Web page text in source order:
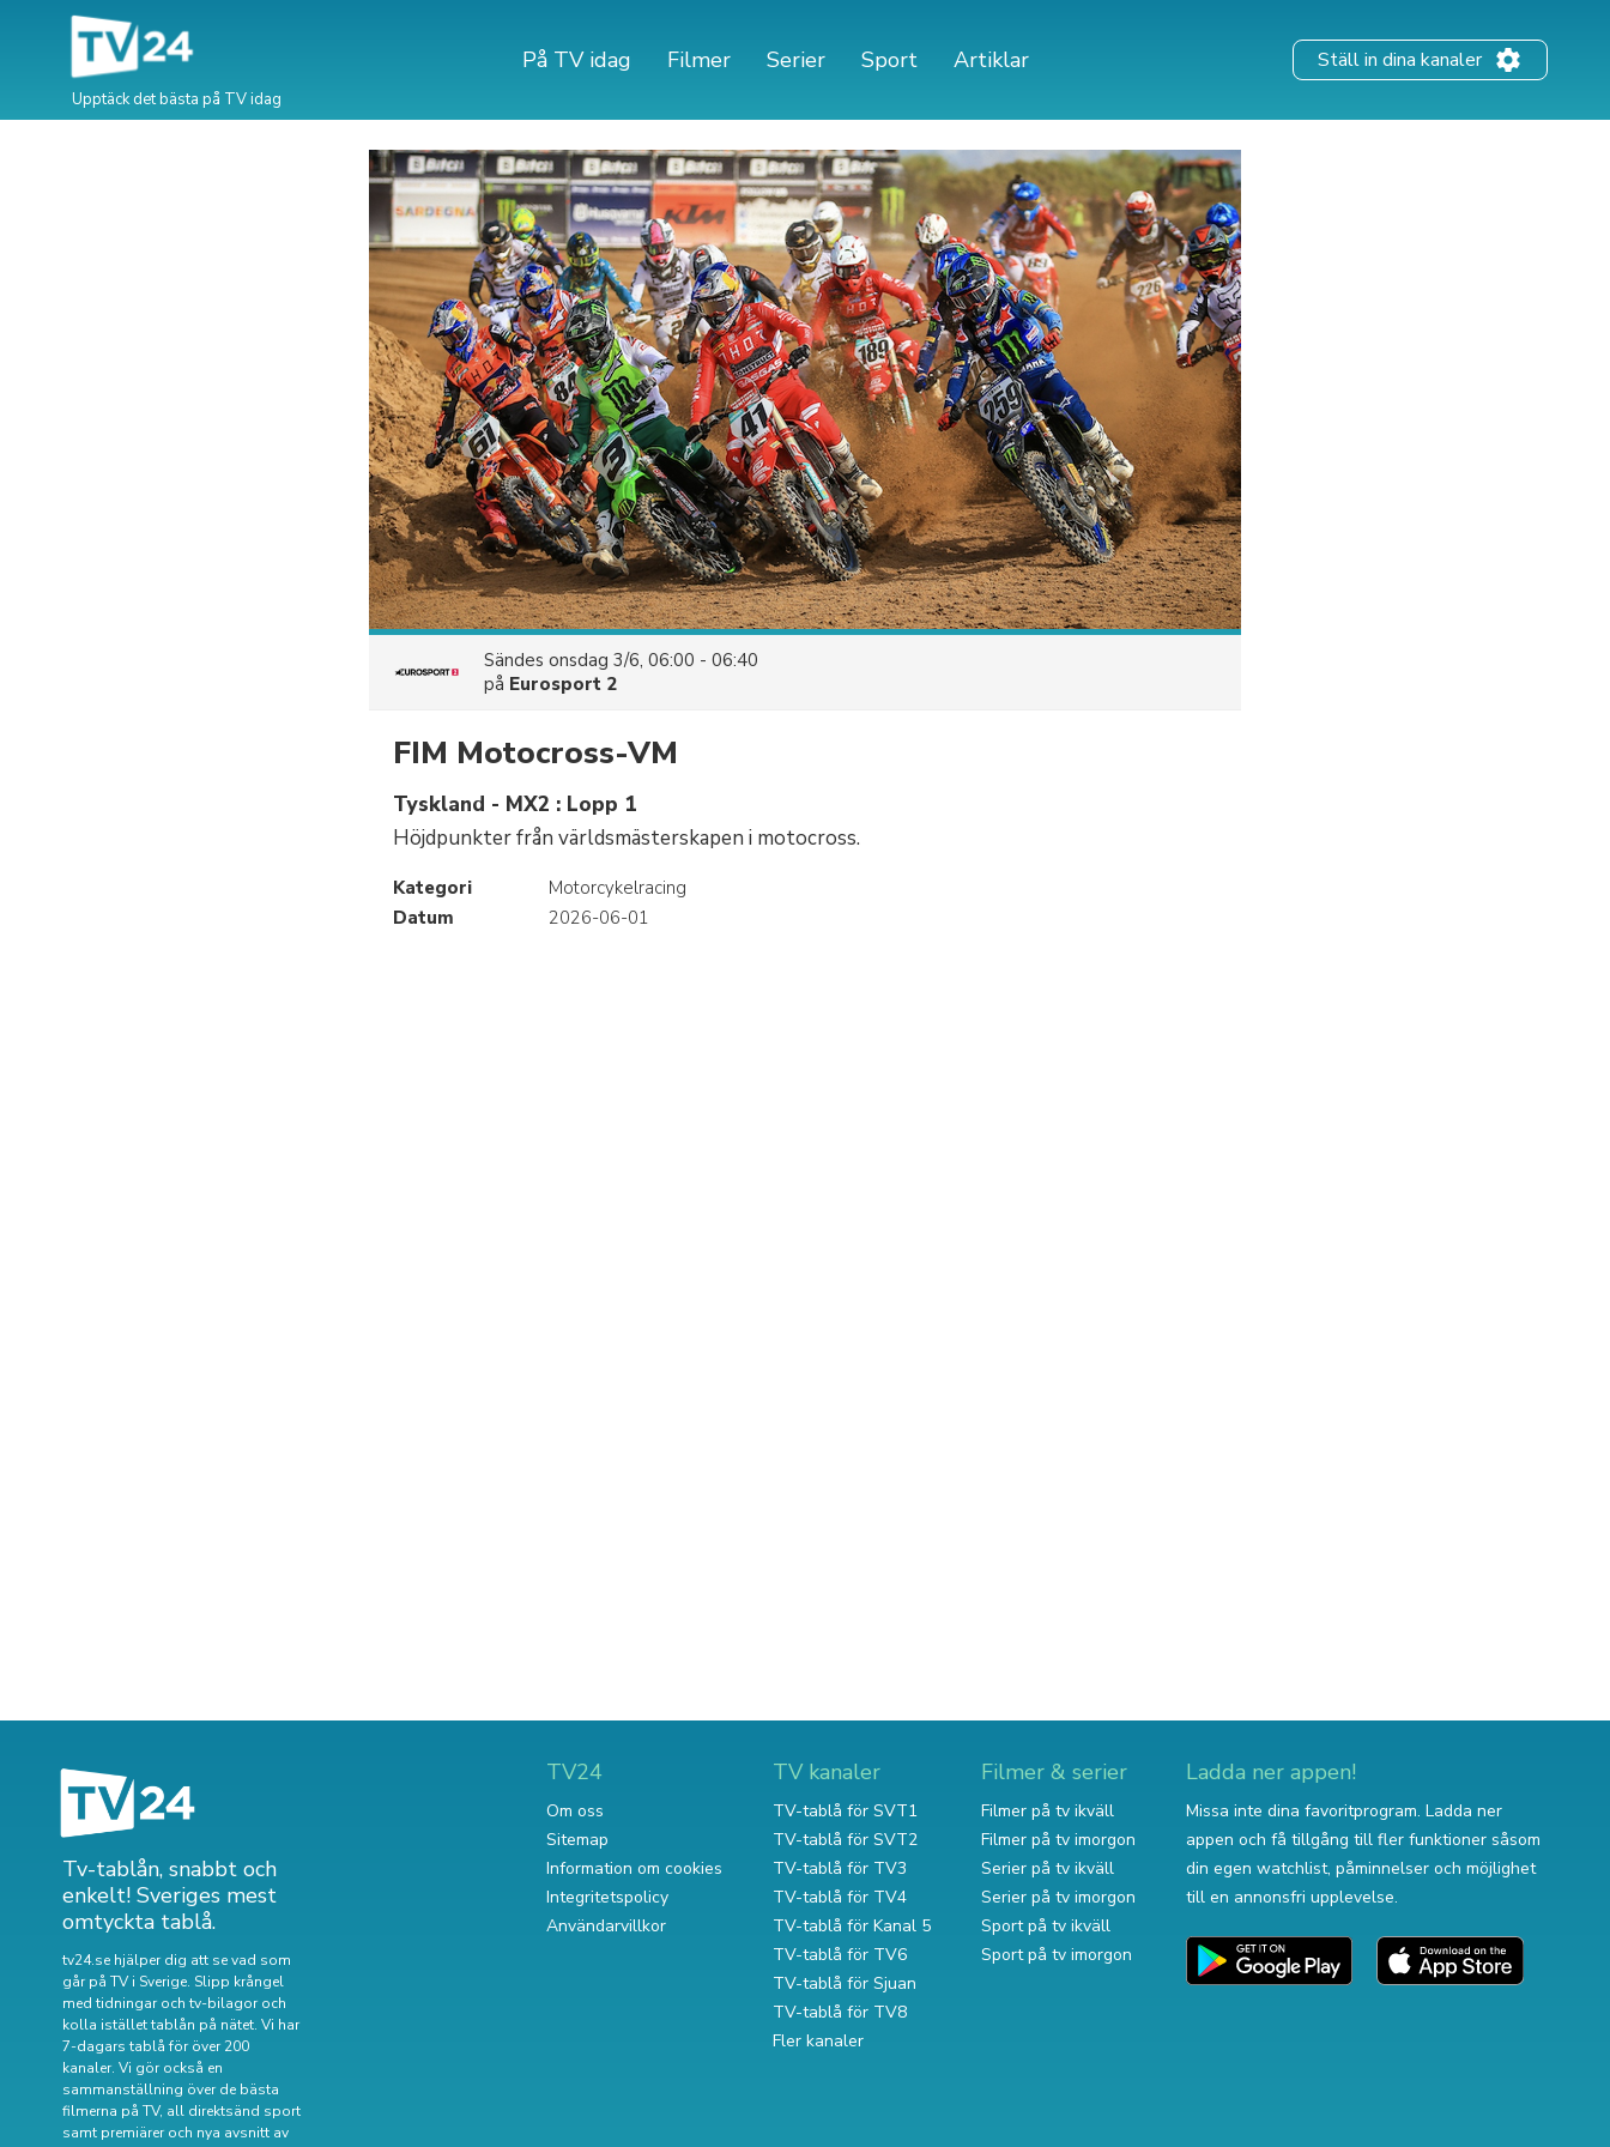
Upptäck det bästa på TV idag
På TV idag Filmer Serier Sport Artiklar Ställ in dina kanaler
Sändes onsdag 3/6, 06:00 - 06:40
på Eurosport 2
FIM Motocross-VM
Tyskland - MX2 : Lopp 1
Höjdpunkter från världsmästerskapen i motocross.
Kategori
Motorcykelracing
Datum
2026-06-01
Tv-tablån, snabbt och
enkelt! Sveriges mest
omtyckta tablå.
tv24.se hjälper dig att se vad som
går på TV i Sverige. Slipp krångel
med tidningar och tv-bilagor och
kolla istället tablån på nätet. Vi har
7-dagars tablå för över 200
kanaler. Vi gör också en
sammanställning överde bästa
filmerna på TV, all direktsänd sport
samt premiärer och nya avsnitt av
TV24
Om oss
Sitemap
Information om cookies
Integritetspolicy
Användarvillkor
TV kanaler
TV-tablå för SVT1
TV-tablå för SVT2
TV-tablå för TV3
TV-tablå för TV4
TV-tablå för Kanal 5
TV-tablå för TV6
TV-tablå för Sjuan
TV-tablå för TV8
Fler kanaler
Filmer & serier
Filmer på tv ikväll
Filmer på tv imorgon
Serier på tv ikväll
Serier på tv imorgon
Sport på tv ikväll
Sport på tv imorgon
Ladda ner appen!
Missa inte dina favoritprogram. Ladda ner
appen och få tillgång till fler funktioner såsom
din egen watchlist, påminnelser och möjlighet
till en annonsfri upplevelse.